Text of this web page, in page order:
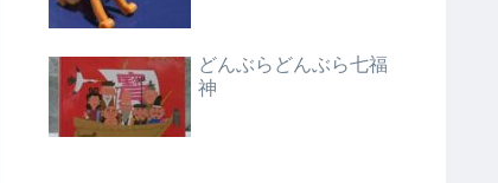
どんぶらどんぶら七福
神